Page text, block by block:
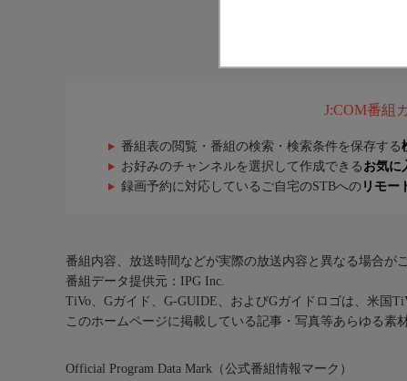
J:COM番組
番組表の閲覧・番組の検索・検索条件を保存する
お好みのチャンネルを選択して作成できる お気に
録画予約に対応しているご自宅のSTBへの リモー
番組内容、放送時間などが実際の放送内容と異なる場合が
番組データ提供元：IPG Inc.
TiVo、Gガイド、G-GUIDE、およびGガイドロゴは、米国
このホームページに掲載している記事・写真等あらゆる素
Official Program Data Mark（公式番組情報マーク）